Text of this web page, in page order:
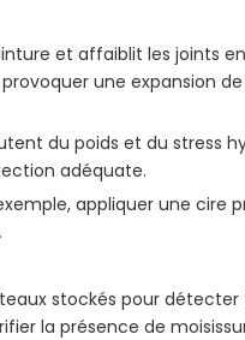
et affaiblit les joints
une expansion
du poids et du stress
adéquate.
appliquer une cire
stockés pour
la présence de